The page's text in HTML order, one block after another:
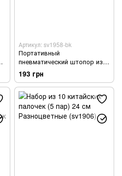
Артикул: sv1958-bk
Портативный
пневматический штопор из
нержавеющей стали SV
193 грн